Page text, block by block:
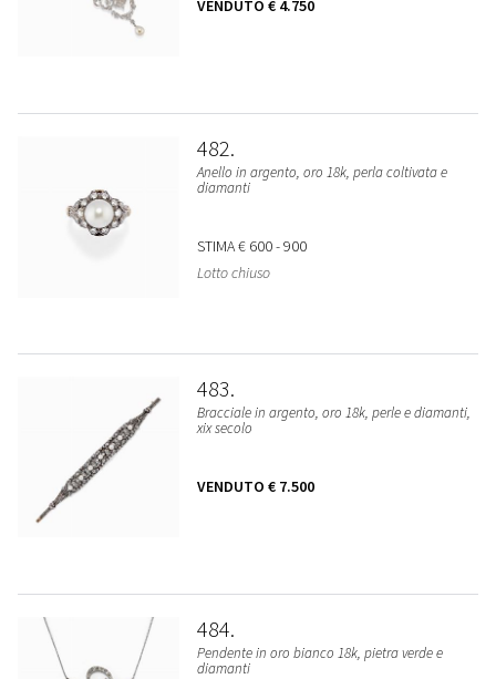
VENDUTO € 4.750
482
Anello in argento, oro 18k, perla coltivata e
diamanti
STIMA€ 600 - 900
Lotto chiuso
483
Bracciale in argento, oro 18k, perle e diamanti,
xix secolo
VENDUTO € 7.500
484
Pendente in oro bianco 18k, pietra verde e
diamanti